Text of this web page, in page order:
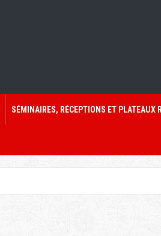
SÉMINAIRES, RÉCEPTIONS ET PLATEAUX